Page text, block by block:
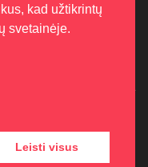
kad užtikrintų
svetainėje.
Leisti visus